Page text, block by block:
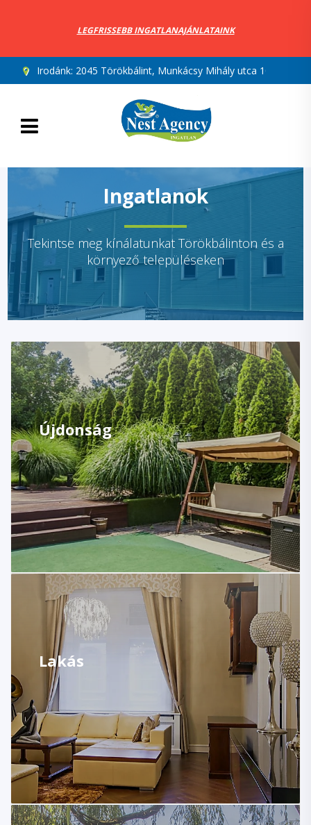
LEGFRISSEBB INGATLANAJÁNLATAINK
Irodánk: 2045 Törökbálint, Munkácsy Mihály utca 10.
Ingatlanok
Tekintse meg kínálatunkat Törökbálinton és a
környező településeken
Újdonság
Lakás